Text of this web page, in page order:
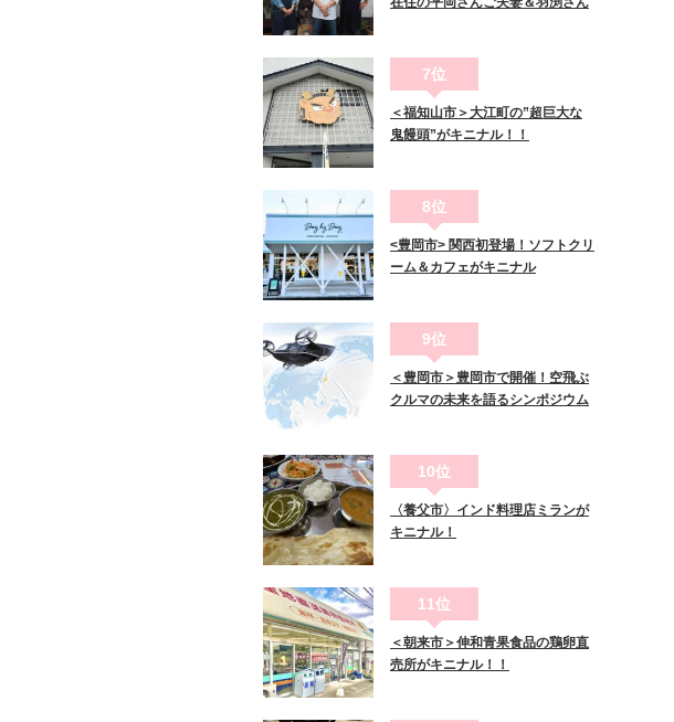
7位
＜福知山市＞大江町の”超巨大な
鬼饅頭”がキニナル！！
8位
<豊岡市> 関西初登場！ソフトクリ
ーム＆カフェがキニナル
9位
＜豊岡市＞豊岡市で開催！空飛ぶ
クルマの未来を語るシンポジウム
10位
〈養父市〉インド料理店ミランが
キニナル！
11位
＜朝来市＞伸和青果食品の鶏卵直
売所がキニナル！！